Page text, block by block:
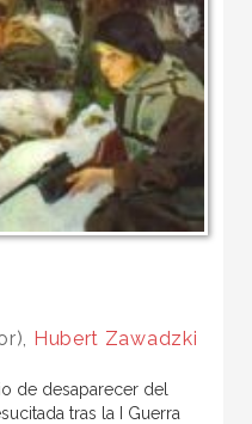
Hubert Zawadzki
de desaparecer del
tras la I Guerra